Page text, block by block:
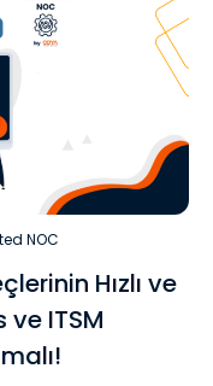
NOC
Hızlı ve
ITSM